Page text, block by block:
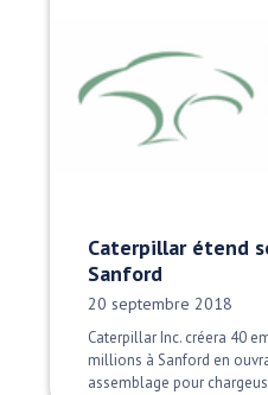
Caterpillar étend
Sanford
Date publiée:
20 septembre 2018
Caterpillar Inc. créera 40
millions à Sanford en
assemblage pour